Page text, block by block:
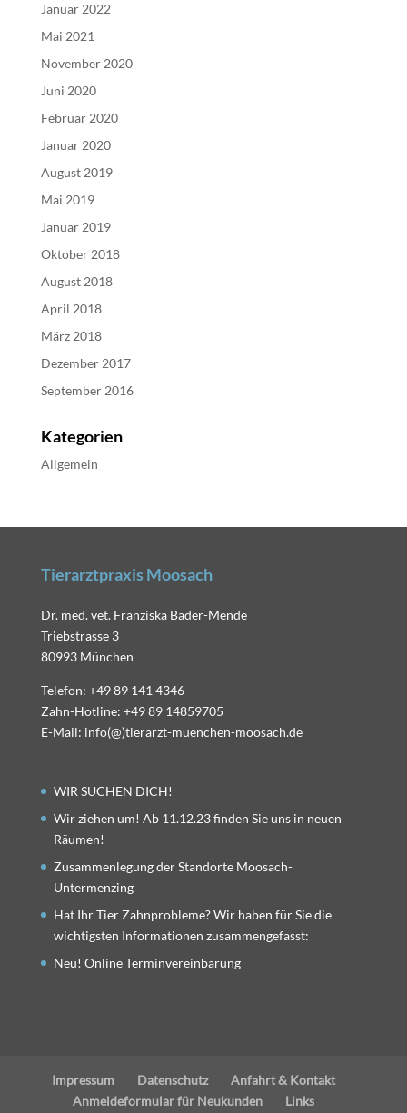
Januar 2022
Mai 2021
November 2020
Juni 2020
Februar 2020
Januar 2020
August 2019
Mai 2019
Januar 2019
Oktober 2018
August 2018
April 2018
März 2018
Dezember 2017
September 2016
Kategorien
Allgemein
Tierarztpraxis Moosach
Dr. med. vet. Franziska Bader-Mende
Triebstrasse 3
80993 München
Telefon: +49 89 141 4346
Zahn-Hotline: +49 89 14859705
E-Mail: info(@)tierarzt-muenchen-moosach.de
WIR SUCHEN DICH!
Wir ziehen um! Ab 11.12.23 finden Sie uns in neuen
Räumen!
Zusammenlegung der Standorte Moosach-
Untermenzing
Hat Ihr Tier Zahnprobleme? Wir haben für Sie die
wichtigsten Informationen zusammengefasst:
Neu! Online Terminvereinbarung
Impressum Datenschutz
Anfahrt & Kontakt
Anmeldeformular für Neukunden
Links